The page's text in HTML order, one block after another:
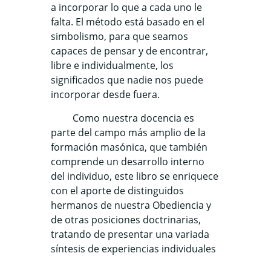
a incorporar lo que a cada uno le
falta. El método está basado en el
simbolismo, para que seamos
capaces de pensar y de encontrar,
libre e individualmente, los
significados que nadie nos puede
incorporar desde fuera.
Como nuestra docencia es
parte del campo más amplio de la
formación masónica, que también
comprende un desarrollo interno
del individuo, este libro se enriquece
con el aporte de distinguidos
hermanos de nuestra Obediencia y
de otras posiciones doctrinarias,
tratando de presentar una variada
síntesis de experiencias individuales